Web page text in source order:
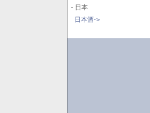
- 日本
日本酒->